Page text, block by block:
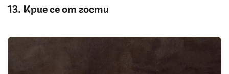
13. Крие се от гости